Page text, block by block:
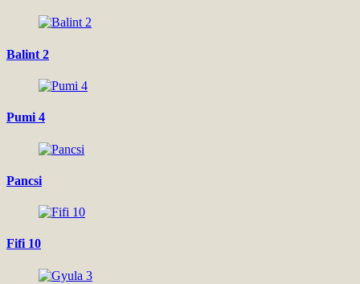
Balint 2
Pumi 4
Pancsi
Fifi 10